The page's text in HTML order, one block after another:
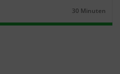
Dauer:
30 Minuten